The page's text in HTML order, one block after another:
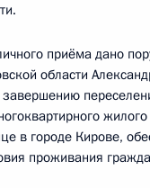
приёма дано
области
в городе Кирове,
проживания